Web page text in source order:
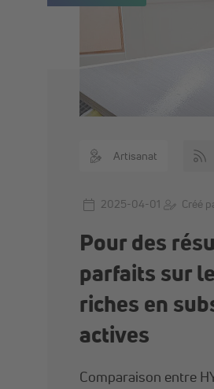
Artisanat
2025-04-01 Créé
Pour des
parfaits sur
riches en
actives
Comparaison entre